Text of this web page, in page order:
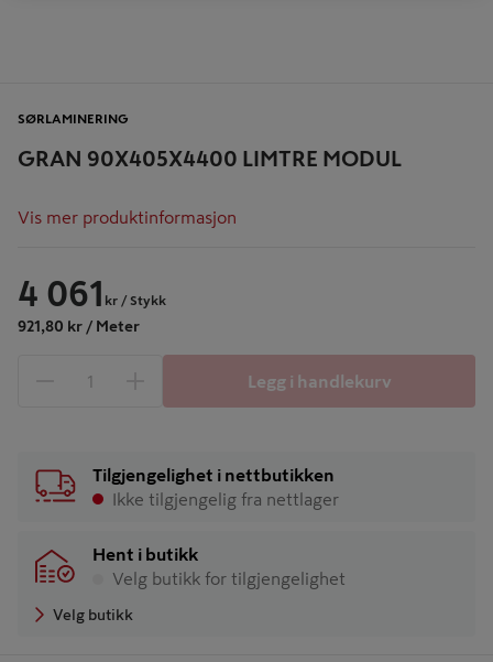
GRAN 90X405X4400 LIMTRE MODUL
SØRLAMINERING
Vis mer produktinformasjon
4 061 kr / Stykk
921,80 kr / Meter
1 produkter
Legg i handlekurv
Tilgjengelighet i nettbutikken
Ikke tilgjengelig fra nettlager
Hent i butikk
Velg butikk for tilgjengelighet
Velg butikk